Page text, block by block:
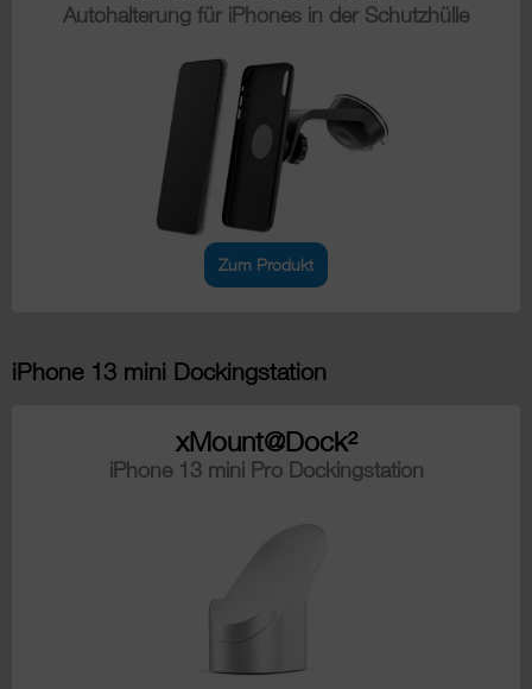
Autohalterung für iPhones in der Schutzhülle
Zum Produkt
iPhone 13 mini Dockingstation
xMount@Dock²
iPhone 13 mini Pro Dockingstation